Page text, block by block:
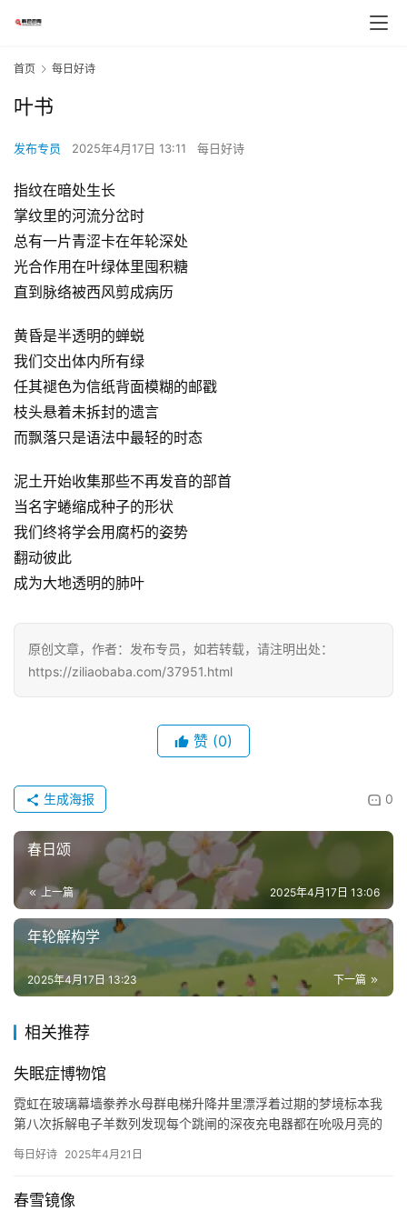
投
每
首页 每日好诗
叶书
发布专员 2025年4月17日 13:11 每日好诗
指纹在暗处生长
掌纹里的河流分岔时
总有一片青涩卡在年轮深处
光合作用在叶绿体里囤积糖
直到脉络被西风剪成病历
黄昏是半透明的蝉蜕
我们交出体内所有绿
任其褪色为信纸背面模糊的邮戳
枝头悬着未拆封的遗言
而飘落只是语法中最轻的时态
泥土开始收集那些不再发音的部首
当名字蜷缩成种子的形状
我们终将学会用腐朽的姿势
翻动彼此
成为大地透明的肺叶
原创文章，作者：发布专员，如若转载，请注明出处：
https://ziliaobaba.com/37951.html
赞 (0)
0
生成海报
春日颂
上一篇 2025年4月17日 13:06
年轮解构学
下一篇
2025年4月17日 13:23
相关推荐
失眠症博物馆
霓虹在玻璃幕墙豢养水母群电梯升降井里漂浮着过期的梦境标本我
第八次拆解电子羊数列发现每个跳闸的深夜充电器都在吮吸月亮的
痂…
每日好诗 2025年4月21日
春雪镜像